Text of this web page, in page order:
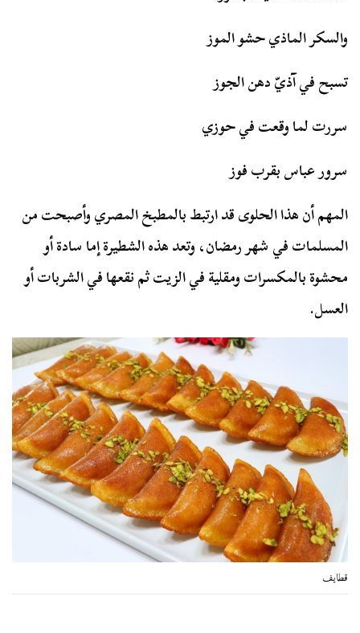
والسكر الماذي حشو الموز
تسبح في آذيّ دهن الجوز
سررت لما وقعت في حوزي
سرور عباس بقرب فوز
المهم أن هذا الحلوى قد ارتبط بالمطبخ المصري وأصبحت من
المسلمات في شهر رمضان، وتعد هذه الشطيرة إما سادة أو
محشوة بالمكسرات ومقلية في الزيت ثم نقعها في الشربات أو
العسل.
قطايف